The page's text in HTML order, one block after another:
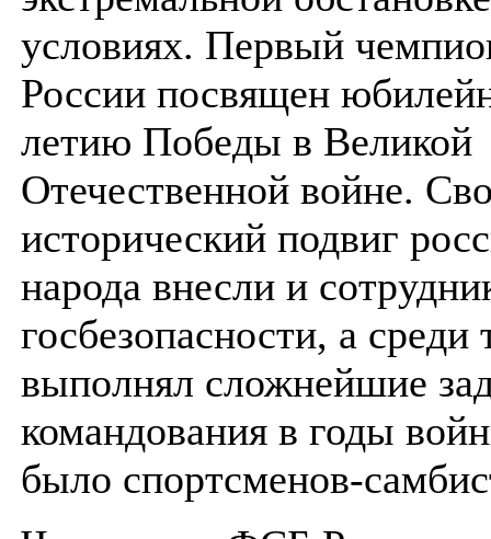
условиях. Первый
России посвящен
летию Победы в Великой
Отечественной войне.
исторический подвиг
народа внесли и
госбезопасности, а среди
выполнял сложнейшие
командования в годы
было спортсменов-